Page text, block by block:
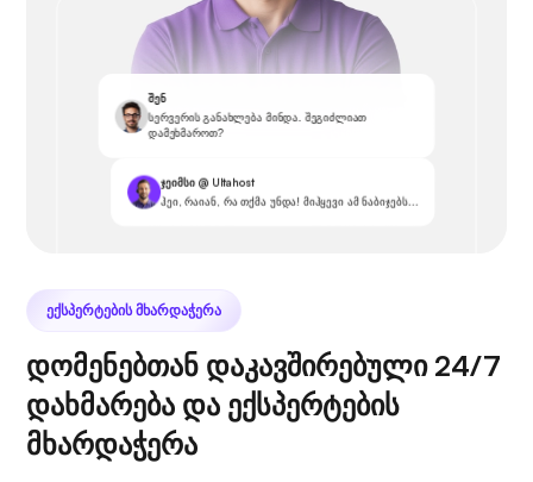
შენ
სერვერის განახლება მინდა. შეგიძლიათ
დამეხმაროთ?
ჯეიმსი @ Ultahost
ჰეი, რაიან, რა თქმა უნდა! მიჰყევი ამ ნაბიჯებს...
ᲔᲥᲡᲞᲔᲠᲢᲔᲑᲘᲡ ᲛᲮᲐᲠᲓᲐᲭᲔᲠᲐ
დომენებთან დაკავშირებული 24/7
დახმარება და ექსპერტების
მხარდაჭერა